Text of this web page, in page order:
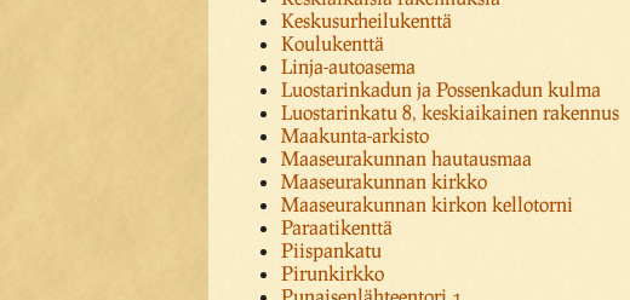
Keskusurheilukenttä
Koulukenttä
Linja-autoasema
Luostarinkadun ja Possenkadun kulma
Luostarinkatu 8, keskiaikainen rakennus
Maakunta-arkisto
Maaseurakunnan hautausmaa
Maaseurakunnan kirkko
Maaseurakunnan kirkon kellotorni
Paraatikenttä
Piispankatu
Pirunkirkko
Punaisenlähteentori 1